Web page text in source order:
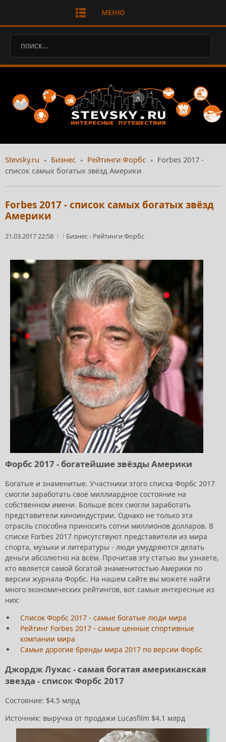
МЕНЮ
Stevsky.ru Бизнес Рейтинги Форбс
Forbes 2017 -
список самых богатых звёзд Америки
Forbes 2017 - список самых богатых звёзд
Америки
21.03.2017 22:58 Бизнес- Рейтинги Форбс
Форбс 2017 - богатейшие звёзды Америки
Богатые и знаменитые. Участники этого списка Форбс 2017
смогли заработать своё миллиардное состояние на
собственном имени. Больше всех смогли заработать
представители киноиндустрии. Однако не только эта
отрасль способна приносить сотни миллионов долларов. В
списке Forbes 2017 присутствуют представители из мира
спорта, музыки и литературы - люди умудряются делать
деньги абсолютно на всём. Прочитав эту статью вы узнаете,
кто является самой богатой знаменитостью Америки по
версии журнала Форбс. На нашем сайте вы можете найти
много экономических рейтингов, вот самые интересные из
них:
Список Форбс 2017 - самые богатые люди мира
Рейтинг Forbes 2017 - самые ценные спортивные
компании мира
Самые дорогие бренды мира 2017 по версии Форбс
Джордж Лукас - самая богатая американская
звезда - список Форбс 2017
Состояние: $4.5 млрд
Источник: выручка от продажи Lucasfilm $4.1 млрд